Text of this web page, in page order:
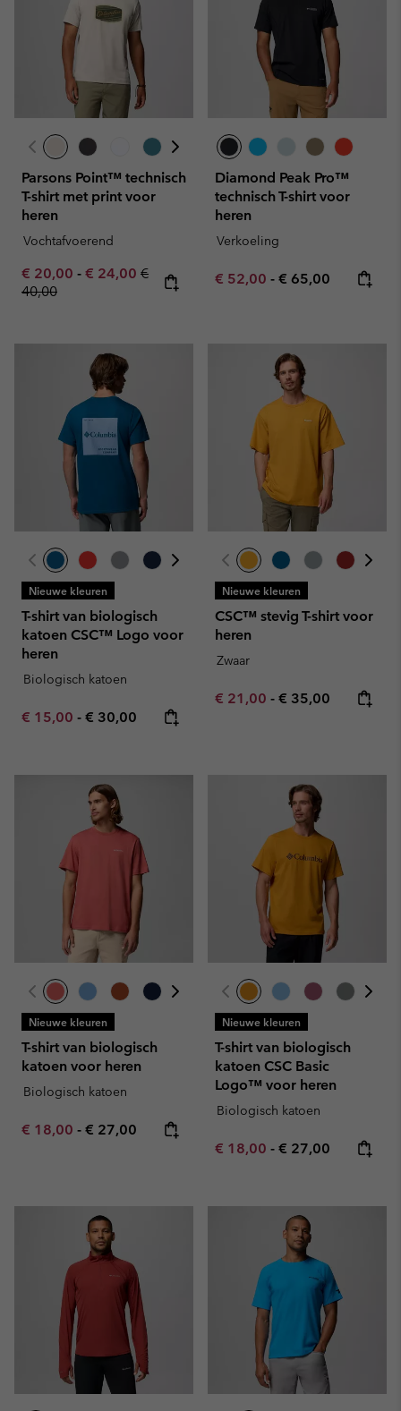
Parsons Point™ technisch
T-shirt met print voor
heren
Vochtafvoerend
Minimum sale price:
€ 20,00 - Maximum sale price:
€ 24,00 Regular price:
€
40,00
Diamond Peak Pro™
technisch T-shirt voor
heren
Verkoeling
Minimum sale price:
€ 52,00 - Maximum price:
€ 65,00
Nieuwe kleuren
T-shirt van biologisch
katoen CSC™ Logo voor
heren
Biologisch katoen
Minimum sale price:
€ 15,00 - Maximum price:
€ 30,00
Nieuwe kleuren
CSC™ stevig T-shirt voor
heren
Zwaar
Minimum sale price:
€ 21,00 - Maximum price:
€ 35,00
Nieuwe kleuren
T-shirt van biologisch
katoen voor heren
Biologisch katoen
Minimum sale price:
€ 18,00 - Maximum price:
€ 27,00
Nieuwe kleuren
T-shirt van biologisch
katoen CSC Basic
Logo™ voor heren
Biologisch katoen
Minimum sale price:
€ 18,00 - Maximum price:
€ 27,00